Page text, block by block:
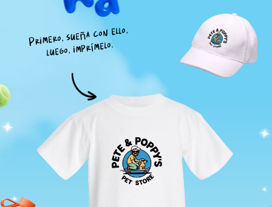
Primero, sueña con ello,
luego, imprímelo.